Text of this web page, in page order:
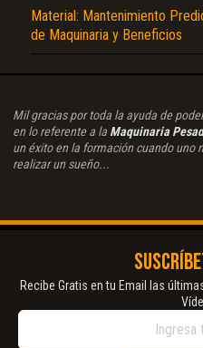
Material: Mantenimiento
de Maquinaria y Beneficios
Mil gracias por toda la ayuda de
en lo referente a la Maquinaria
un éxito en la formación cuando uno
realizar un sueño...
Recibe Gratis en tu Email las